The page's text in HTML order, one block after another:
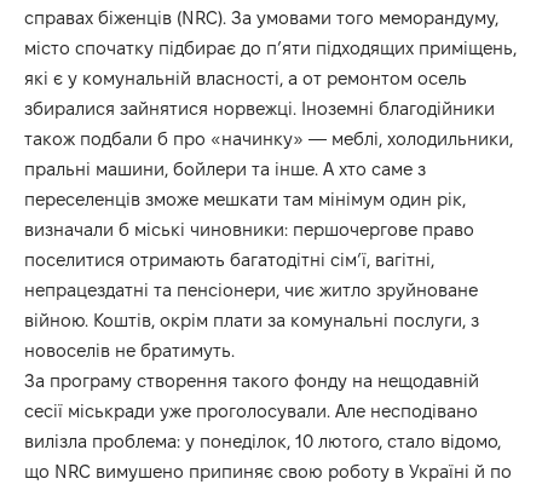
справах біженців (NRC). За умовами того меморандуму,
місто спочатку підбирає до п’яти підходящих приміщень,
які є у комунальній власності, а от ремонтом осель
збиралися зайнятися норвежці. Іноземні благодійники
також подбали б про «начинку» — меблі, холодильники,
пральні машини, бойлери та інше. А хто саме з
переселенців зможе мешкати там мінімум один рік,
визначали б міські чиновники: першочергове право
поселитися отримають багатодітні сім’ї, вагітні,
непрацездатні та пенсіонери, чиє житло зруйноване
війною. Коштів, окрім плати за комунальні послуги, з
новоселів не братимуть.
За програму створення такого фонду на нещодавній
сесії міськради уже проголосували. Але несподівано
вилізла проблема: у понеділок, 10 лютого, стало відомо,
що NRC вимушено припиняє свою роботу в Україні й по